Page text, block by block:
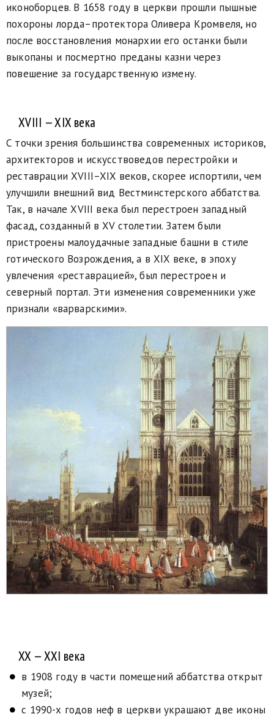
иконоборцев. В 1658 году в церкви прошли пышные
похороны лорда–протектора Оливера Кромвеля, но
после восстановления монархии его останки были
выкопаны и посмертно преданы казни через
повешение за государственную измену.
XVIII — XIX века
С точки зрения большинства современных историков,
архитекторов и искусствоведов перестройки и
реставрации XVIII–XIX веков, скорее испортили, чем
улучшили внешний вид Вестминстерского аббатства.
Так, в начале XVIII века был перестроен западный
фасад, созданный в XV столетии. Затем были
пристроены малоудачные западные башни в стиле
готического Возрождения, а в XIX веке, в эпоху
увлечения «реставрацией», был перестроен и
северный портал. Эти изменения современники уже
признали «варварскими».
XX — XXI века
в 1908 году в части помещений аббатства открыт
музей;
с 1990-х годов неф в церкви украшают две иконы